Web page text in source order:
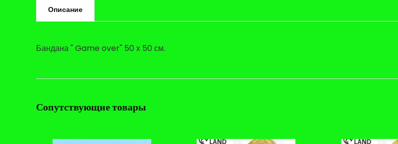
Описание
Бандана " Game over" 50 х 50 см.
Сопутствующие товары